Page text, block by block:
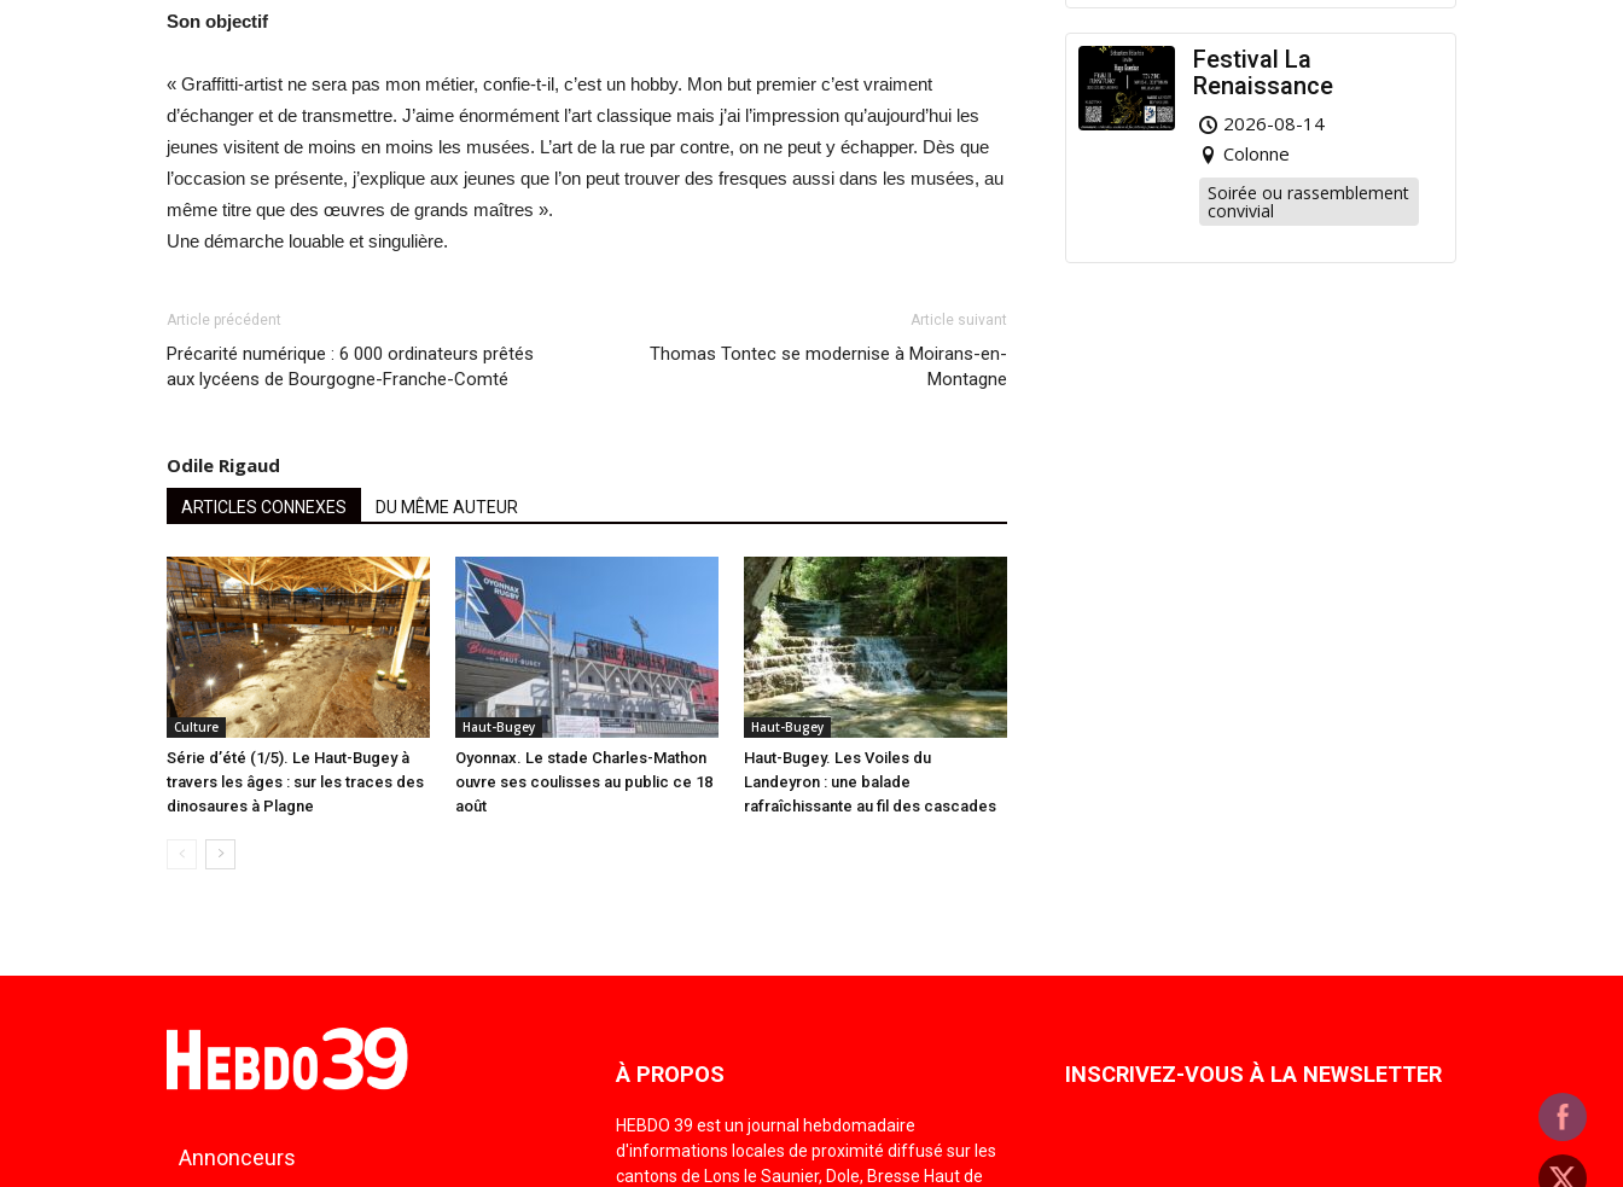
Son objectif
« Graffitti-artist ne sera pas mon métier, confie-t-il, c’est un hobby. Mon but premier c’est vraiment
d’échanger et de transmettre. J’aime énormément l’art classique mais j’ai l’impression qu’aujourd’hui les
jeunes visitent de moins en moins les musées. L’art de la rue par contre, on ne peut y échapper. Dès que
l’occasion se présente, j’explique aux jeunes que l’on peut trouver des fresques aussi dans les musées, au
même titre que des œuvres de grands maîtres ».
Une démarche louable et singulière.
Article précédent
Précarité numérique : 6 000 ordinateurs prêtés
aux lycéens de Bourgogne-Franche-Comté
Article suivant
Thomas Tontec se modernise à Moirans-en-
Montagne
Odile Rigaud
ARTICLES CONNEXES DU MÊME AUTEUR
Culture
Série d’été (1/5). Le Haut-Bugey à
travers les âges : sur les traces des
dinosaures à Plagne
Haut-Bugey
Oyonnax. Le stade Charles-Mathon
ouvre ses coulisses au public ce 18
août
Haut-Bugey
Haut-Bugey. Les Voiles du
Landeyron : une balade
rafraîchissante au fil des cascades
Festival La
Renaissance
2026-08-14
Colonne
Soirée ou rassemblement
convivial